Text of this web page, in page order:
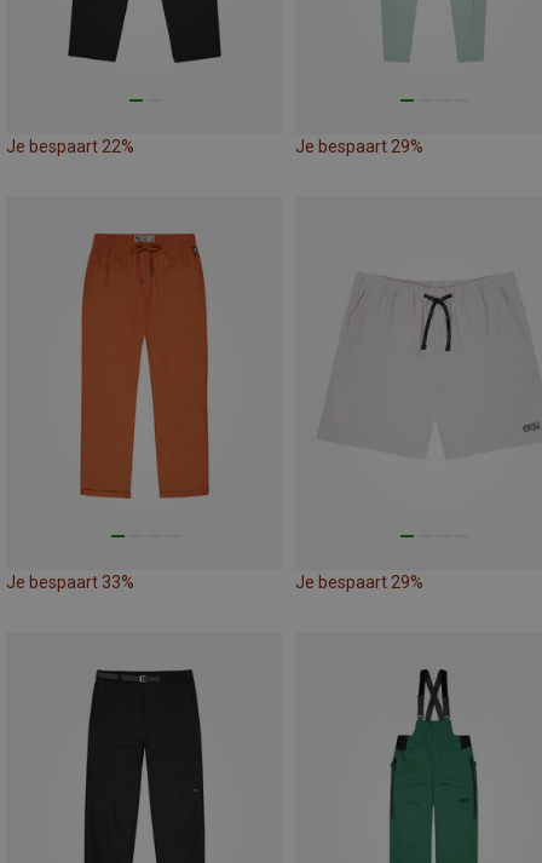
Je bespaart 22% Je bespaart 29%
Je bespaart 33% Je bespaart 29%